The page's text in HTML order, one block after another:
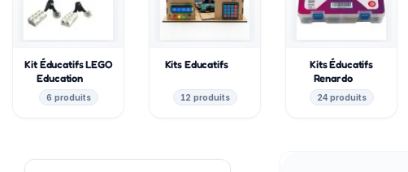
Kit Éducatifs LEGO
Education
6 produits
Kits Educatifs
12 produits
Kits Éducatifs
Renardo
24 produits